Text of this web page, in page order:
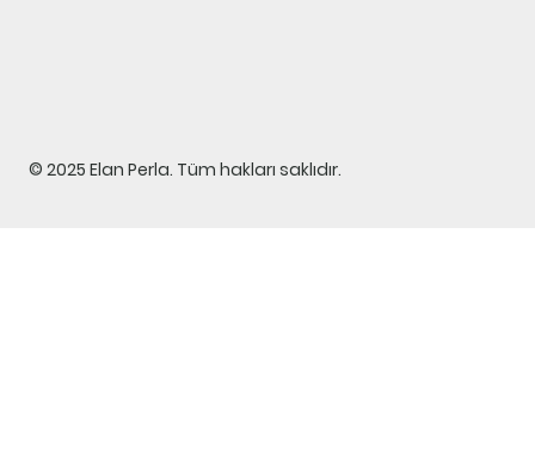
© 2025 Elan Perla. Tüm hakları saklıdır.